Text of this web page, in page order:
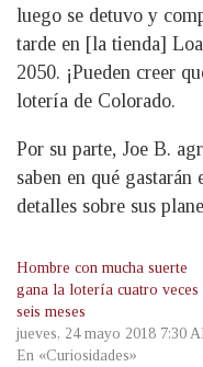
luego se detuvo y
tarde en [la tienda]
2050. ¡Pueden creer
lotería de Colorado.
Por su parte, Joe B.
saben en qué
detalles sobre sus
Hombre con mucha suerte
gana la lotería cuatro veces
seis meses
jueves, 24 mayo 2018 7:30
En «Curiosidades»